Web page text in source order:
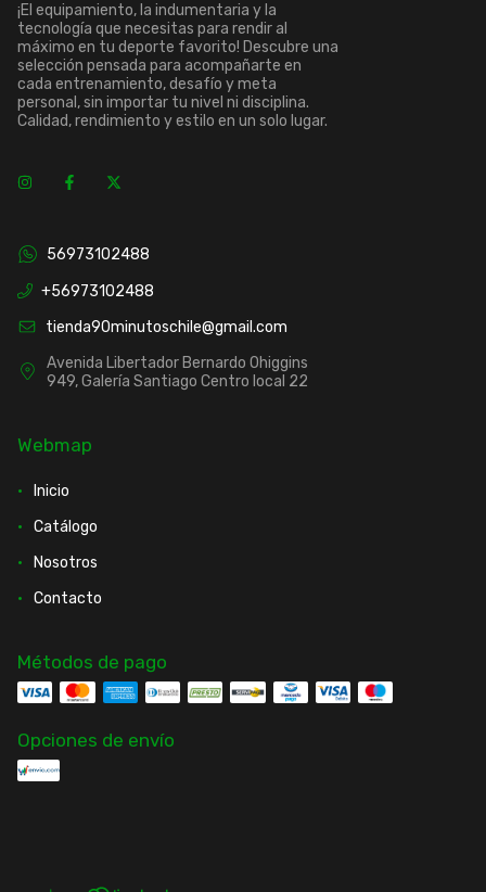
¡El equipamiento, la indumentaria y la
tecnología que necesitas para rendir al
máximo en tu deporte favorito! Descubre una
selección pensada para acompañarte en
cada entrenamiento, desafío y meta
personal, sin importar tu nivel ni disciplina.
Calidad, rendimiento y estilo en un solo lugar.
56973102488
+56973102488
tienda90minutoschile@gmail.com
Avenida Libertador Bernardo Ohiggins
949, Galería Santiago Centro local 22
Webmap
Inicio
Catálogo
Nosotros
Contacto
Métodos de pago
Opciones de envío